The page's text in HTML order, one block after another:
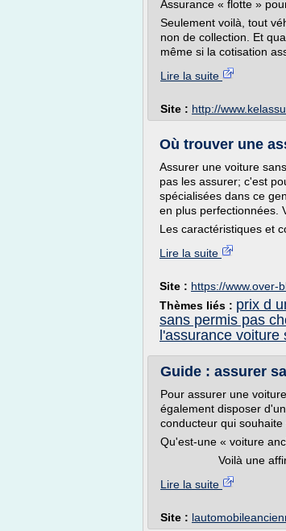
Assurance « flotte »
Seulement voilà, tout
non de collection. Et
même si la cotisation
Lire la suite
Site : http://
Où trouver une
Assurer une voiture
pas les assurer; c'est
spécialisées dans ce
en plus perfectionnées.
Les caractéristiques et
Lire la suite
Site : https://www.over-
Thèmes liés : prix d
sans permis pas
l'assurance voiture
Guide : assurer
Pour assurer une
également disposer
conducteur qui
Qu'est-une « voiture
Voilà une
Lire la suite
Site :